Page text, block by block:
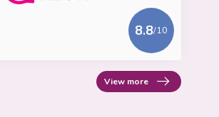
8.8/10
View more